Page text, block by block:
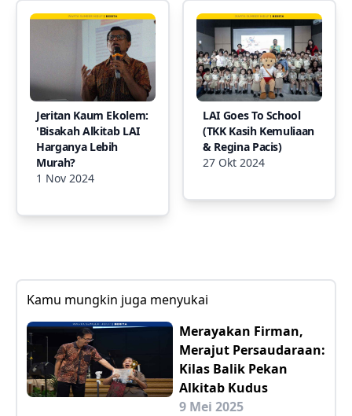
Jeritan Kaum Ekolem:
'Bisakah Alkitab LAI
Harganya Lebih
Murah?
1 Nov 2024
LAI Goes To School
(TKK Kasih Kemuliaan
& Regina Pacis)
27 Okt 2024
Kamu mungkin juga menyukai
Merayakan Firman,
Merajut Persaudaraan:
Kilas Balik Pekan
Alkitab Kudus
9 Mei 2025